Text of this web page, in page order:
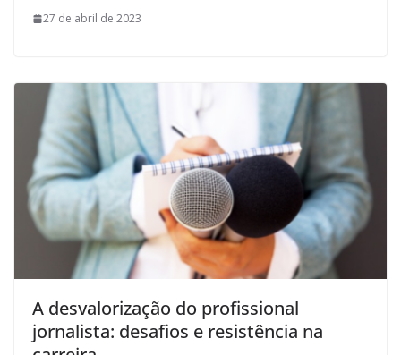
27 de abril de 2023
A desvalorização do profissional
jornalista: desafios e resistência na